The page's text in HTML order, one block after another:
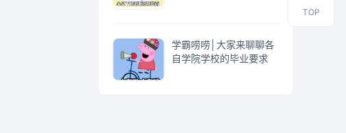
学霸唠唠│大家来聊聊各
自学院学校的毕业要求
料
TOP